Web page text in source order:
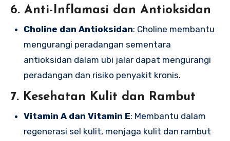
6. Anti-Inflamasi dan Antioksidan
Choline dan Antioksidan: Choline membantu
mengurangi peradangan sementara
antioksidan dalam ubi jalar dapat mengurangi
peradangan dan risiko penyakit kronis.
7. Kesehatan Kulit dan Rambut
Vitamin A dan Vitamin E: Membantu dalam
regenerasi sel kulit, menjaga kulit dan rambut